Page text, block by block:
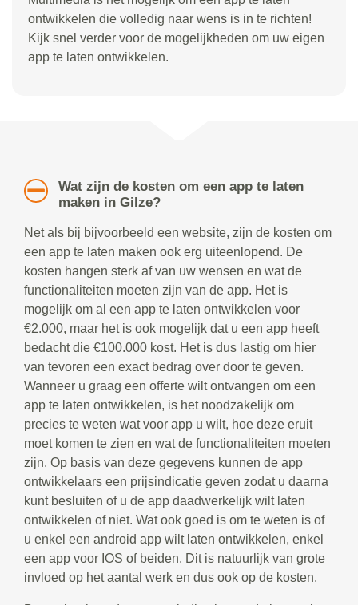
ontwikkelen die volledig naar wens is in te richten!
Kijk snel verder voor de mogelijkheden om uw eigen
app te laten ontwikkelen.
Wat zijn de kosten om een app te laten
maken in Gilze?
Net als bij bijvoorbeeld een website, zijn de kosten om
een app te laten maken ook erg uiteenlopend. De
kosten hangen sterk af van uw wensen en wat de
functionaliteiten moeten zijn van de app. Het is
mogelijk om al een app te laten ontwikkelen voor
€2.000, maar het is ook mogelijk dat u een app heeft
bedacht die €100.000 kost. Het is dus lastig om hier
van tevoren een exact bedrag over door te geven.
Wanneer u graag een offerte wilt ontvangen om een
app te laten ontwikkelen, is het noodzakelijk om
precies te weten wat voor app u wilt, hoe deze eruit
moet komen te zien en wat de functionaliteiten moeten
zijn. Op basis van deze gegevens kunnen de app
ontwikkelaars een prijsindicatie geven zodat u daarna
kunt besluiten of u de app daadwerkelijk wilt laten
ontwikkelen of niet. Wat ook goed is om te weten is of
u enkel een android app wilt laten ontwikkelen, enkel
een app voor IOS of beiden. Dit is natuurlijk van grote
invloed op het aantal werk en dus ook op de kosten.